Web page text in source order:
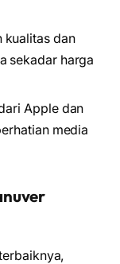
kualitas dan
sekadar harga
Apple dan
media